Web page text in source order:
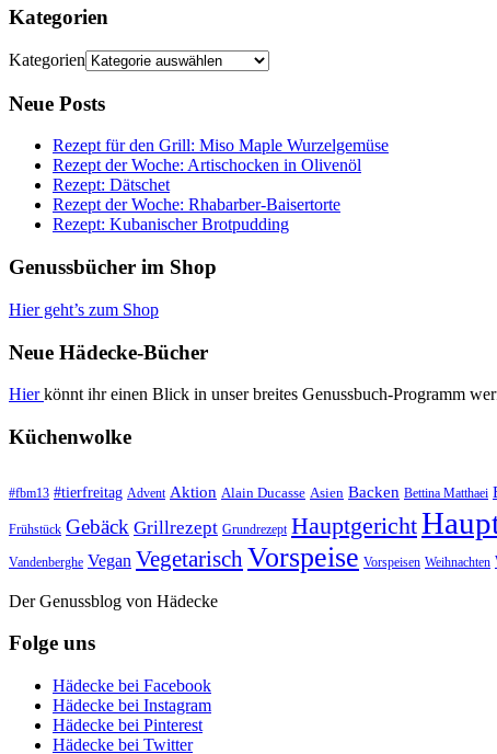
Kategorien
Kategorien
Neue Posts
Rezept für den Grill: Miso Maple Wurzelgemüse
Rezept der Woche: Artischocken in Olivenöl
Rezept: Dätschet
Rezept der Woche: Rhabarber-Baisertorte
Rezept: Kubanischer Brotpudding
Genussbücher im Shop
Hier geht’s zum Shop
Neue Hädecke-Bücher
Hierkönnt ihr einen Blick in unser breites Genussbuch-Programm
Küchenwolke
#fbm13 #tierfreitag Advent Aktion Alain Ducasse Asien Backen Bettina Matthaei
Frühstück Gebäck Grillrezept Grundrezept Hauptgericht
Vandenberghe Vegan Vegetarisch Vorspeise Vorspeisen Weihnachten
Der Genussblog von Hädecke
Folge uns
Hädecke bei Facebook
Hädecke bei Instagram
Hädecke bei Pinterest
Hädecke bei Twitter